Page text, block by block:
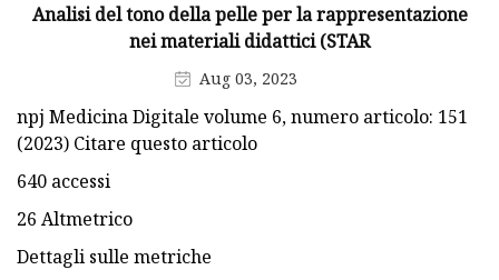
Analisi del tono della pelle per la rappresentazione
nei materiali didattici (STAR
Aug 03, 2023
npj Medicina Digitale volume 6, numero articolo: 151
(2023) Citare questo articolo
640 accessi
26 Altmetrico
Dettagli sulle metriche